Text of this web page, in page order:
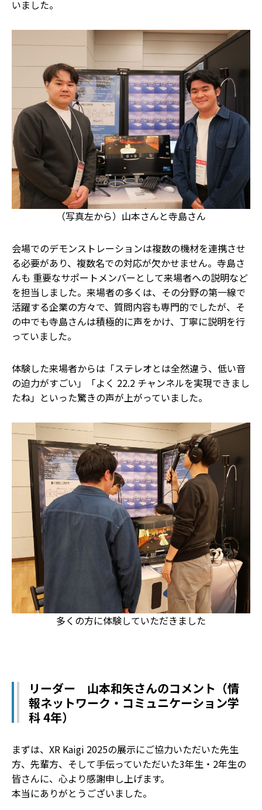
いました。
（写真左から）山本さんと寺島さん
会場でのデモンストレーションは複数の機材を連携させ
る必要があり、複数名での対応が欠かせません。寺島さ
んも 重要なサポートメンバーとして来場者への説明など
を担当しました。来場者の多くは、その分野の第一線で
活躍する企業の方々で、質問内容も専門的でしたが、そ
の中でも寺島さんは積極的に声をかけ、丁寧に説明を行
っていました。
体験した来場者からは「ステレオとは全然違う、低い音
の迫力がすごい」「よく 22.2 チャンネルを実現できまし
たね」といった驚きの声が上がっていました。
多くの方に体験していただきました
リーダー 山本和矢さんのコメント（情
報ネットワーク・コミュニケーション学
科 4年）
まずは、XR Kaigi 2025の展示にご協力いただいた先生
方、先輩方、そして手伝っていただいた3年生・2年生の
皆さんに、心より感謝申し上げます。
本当にありがとうございました。